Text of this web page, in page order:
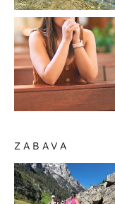
ZABAVA